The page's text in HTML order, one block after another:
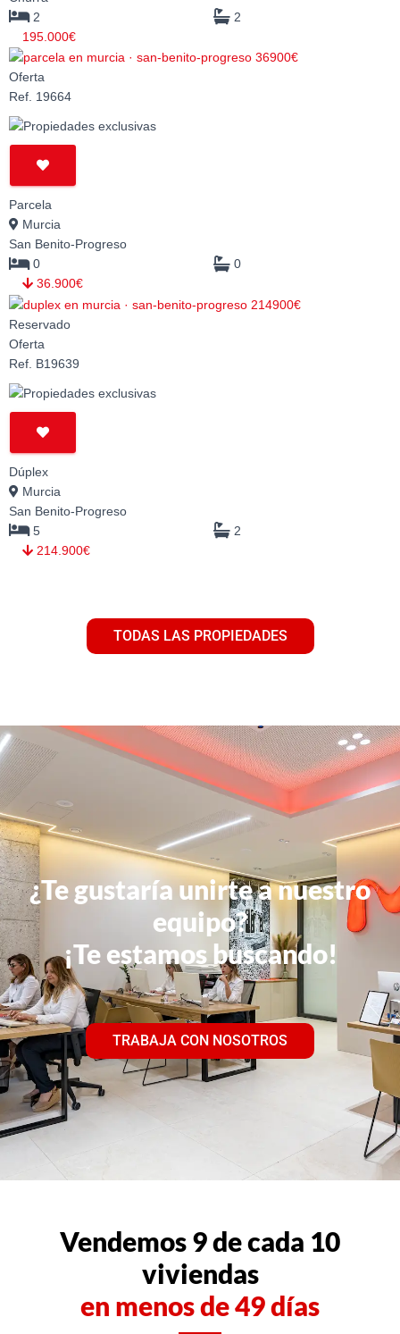
2
2
195.000€
Oferta
Ref. 19664
Parcela
Murcia
San Benito-Progreso
0
0
36.900€
Reservado
Oferta
Ref. B19639
Dúplex
Murcia
San Benito-Progreso
5
2
214.900€
TODAS LAS PROPIEDADES
¿Te gustaría unirte a nuestro
equipo?
¡Te estamos buscando!
TRABAJA CON NOSOTROS
Vendemos 9 de cada 10
viviendas
en menos de 49 días